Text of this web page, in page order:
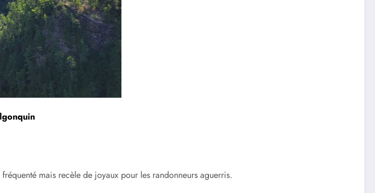
mais recèle de joyaux pour les randonneurs aguerris.